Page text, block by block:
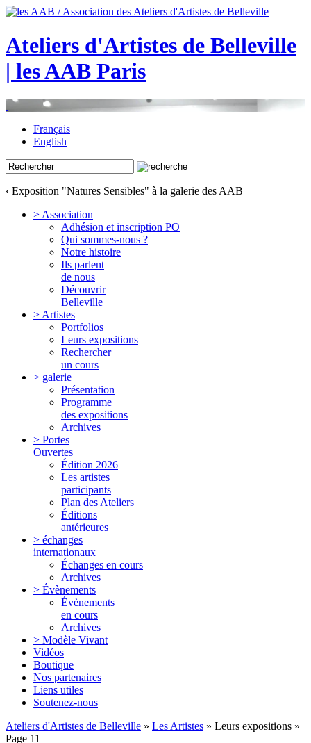
Ateliers d'Artistes de Belleville
| les AAB Paris
Français
English
‹ Exposition "Natures Sensibles" à la galerie des AAB
> Association
Adhésion et inscription PO
Qui sommes-nous ?
Notre histoire
Ils parlent
de nous
Découvrir
Belleville
> Artistes
Portfolios
Leurs expositions
Rechercher
un cours
> galerie
Présentation
Programme
des expositions
Archives
> Portes
Ouvertes
Édition 2026
Les artistes
participants
Plan des Ateliers
Éditions
antérieures
> échanges
internationaux
Échanges en cours
Archives
> Évènements
Évènements
en cours
Archives
> Modèle Vivant
Vidéos
Boutique
Nos partenaires
Liens utiles
Soutenez-nous
Ateliers d'Artistes de Belleville » Les Artistes » Leurs expositions »
Page 11